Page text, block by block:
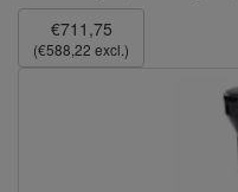
€711,75
(€588,22 excl.)